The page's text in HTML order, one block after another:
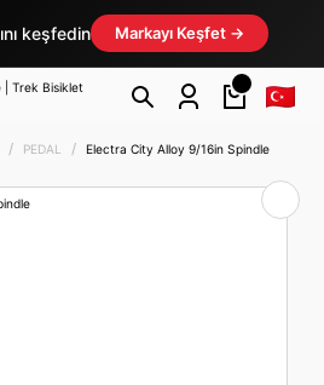
keşfedin Markayı Keşfet →
PEDAL Electra City Alloy 9/16in Spindle